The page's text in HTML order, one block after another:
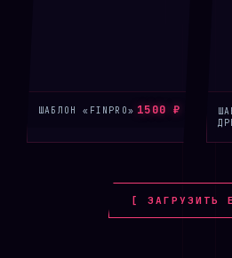
ШАБЛОН «FINPRO» 1500 ₽
[ ЗАГРУЗИТЬ